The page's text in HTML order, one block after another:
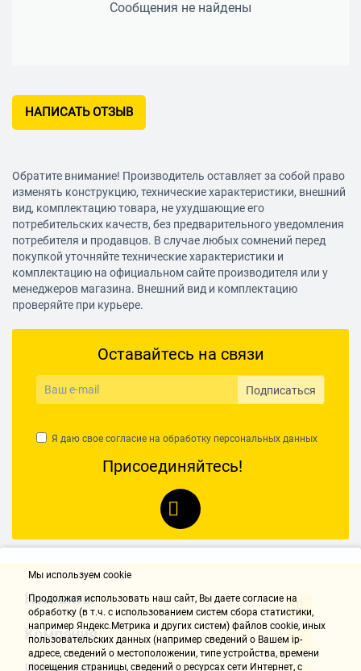
Сообщения не найдены
НАПИСАТЬ ОТЗЫВ
Обратите внимание! Производитель оставляет за собой право
изменять конструкцию, технические характеристики, внешний
вид, комплектацию товара, не ухудшающие его
потребительских качеств, без предварительного уведомления
потребителя и продавцов. В случае любых сомнений перед
покупкой уточняйте технические характеристики и
комплектацию на официальном сайте производителя или у
менеджеров магазина. Внешний вид и комплектацию
проверяйте при курьере.
Оставайтесь на связи
Подписаться
Я даю свое согласие на обработку персональных данных
Присоединяйтесь!
Контакты
Компания
Мы используем cookie
Продолжая использовать наш cайт, Вы даете согласие на
обработку (в т.ч. с использованием систем сбора статистики,
например Яндекс.Метрика и других систем) файлов cookie, иных
пользовательских данных (например сведений о Вашем ip-
адресе, сведений о местоположении, типе устройства, времени
посещения страницы, сведений о ресурсах сети Интернет, с